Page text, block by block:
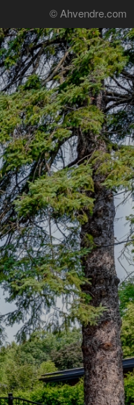
© Ahvendre.com